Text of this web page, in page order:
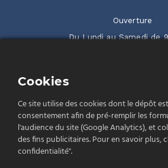
Ouverture
Du Lundi au Samedi de
Cookies
Ce site utilise des cookies dont le dépôt
consentement afin de pré-remplir les
l'audience du site (Google Analytics), et
des fins publicitaires. Pour en savoir plus,
confidentialité".